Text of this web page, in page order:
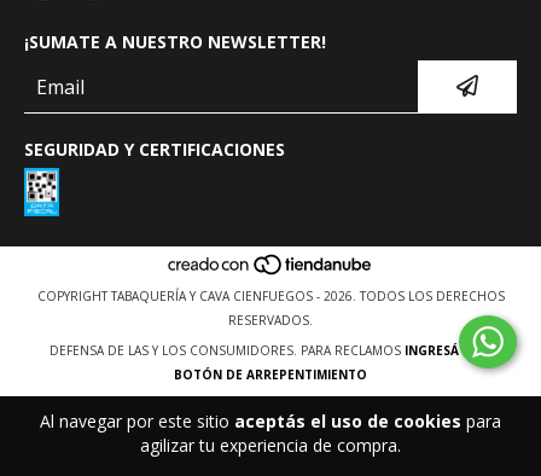
Al navegar por este sitio aceptás el uso de cookies para
agilizar tu experiencia de compra.
¡SUMATE A NUESTRO NEWSLETTER!
SEGURIDAD Y CERTIFICACIONES
COPYRIGHT TABAQUERÍA Y CAVA CIENFUEGOS - 2026. TODOS LOS DERECHOS
RESERVADOS.
DEFENSA DE LAS Y LOS CONSUMIDORES. PARA RECLAMOS INGRESÁ ACÁ.
BOTÓN DE ARREPENTIMIENTO